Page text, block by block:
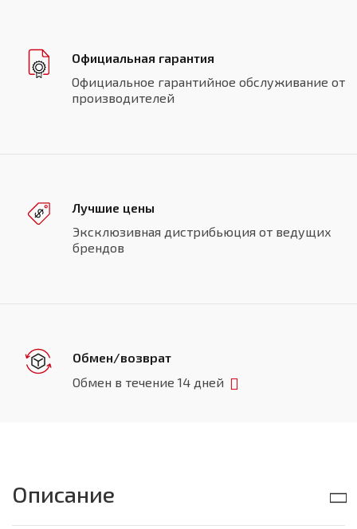
Официальная гарантия
Официальное гарантийное обслуживание от
производителей
Лучшие цены
Эксклюзивная дистрибьюция от ведущих
брендов
Обмен/возврат
Обмен в течение 14 дней
Описание